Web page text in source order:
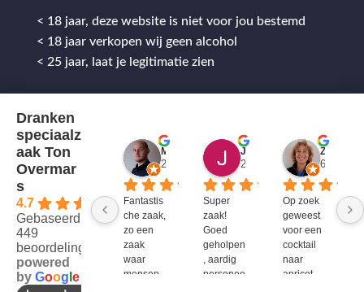
< 18 jaar, deze website is niet voor jou bestemd
< 18 jaar verkopen wij geen alcohol
< 25 jaar, laat je legitimatie zien
Dranken
speciaalz
aak Ton
Overmar
s
4.7
Gebaseerd op
449
beoordelingen
powered
by Goog e
2 jaar geleden
Fantastis
che zaak,
zo een
zaak
waar
mensen
2 jaar geleden
Super
zaak!
Goed
geholpen
, aardig
personee
6 jaar
Op zoek
geweest
voor een
cocktail
naar
apricot